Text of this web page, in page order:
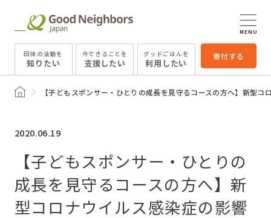
団体の活動を
知りたい
今できることを
支援したい
グッドごはんを
利用したい
寄付する
MENU
トップページ【子どもスポンサー・ひとりの成長を見守るコースの方へ】新型
2020.06.19
【子どもスポンサー・ひとりの
成長を見守るコースの方へ】新
型コロナウイルス感染症の影響